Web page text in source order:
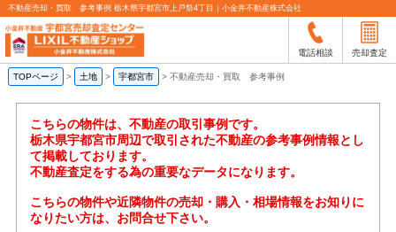
不動産売却・買取 参考事例 栃木県宇都宮市上戸祭4丁目｜小金井不動産株式会社
電話相談 売却査定
TOPページ > 土地 > 宇都宮市 > 不動産売却・買取 参考事例
こちらの物件は、不動産の取引事例です。
栃木県宇都宮市周辺で取引された不動産の参考事例情報とし
て掲載しております。
不動産査定をする為の重要なデータになります。
こちらの物件や近隣物件の売却・購入・相場情報をお知りに
なりたい方は、お問合せ下さい。